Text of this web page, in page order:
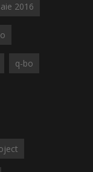
2016
q-bo